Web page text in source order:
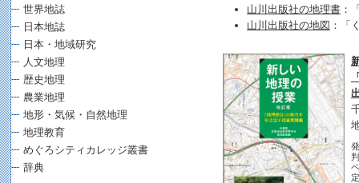
山川出版社の地理書 ：
山川出版社の地図 ：「
世界地誌
日本地誌
日本・地域研究
人文地理
歴史地理
農業地理
地形・気候・自然地理
地理教育
めぐろシティカレッジ叢書
辞典